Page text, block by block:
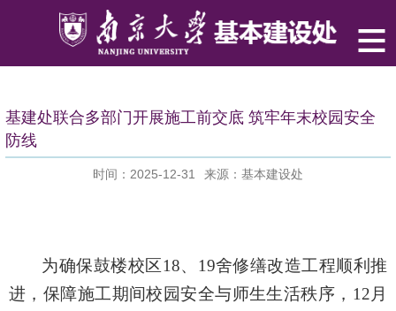
基建处联合多部门开展施工前交底 筑牢年末校园安全
防线
时间：2025-12-31 来源：基本建设处
为确保鼓楼校区18、 19舍修缮改造工程顺利推
进，保障施工期间校园安全与师生生活秩序， 12 月